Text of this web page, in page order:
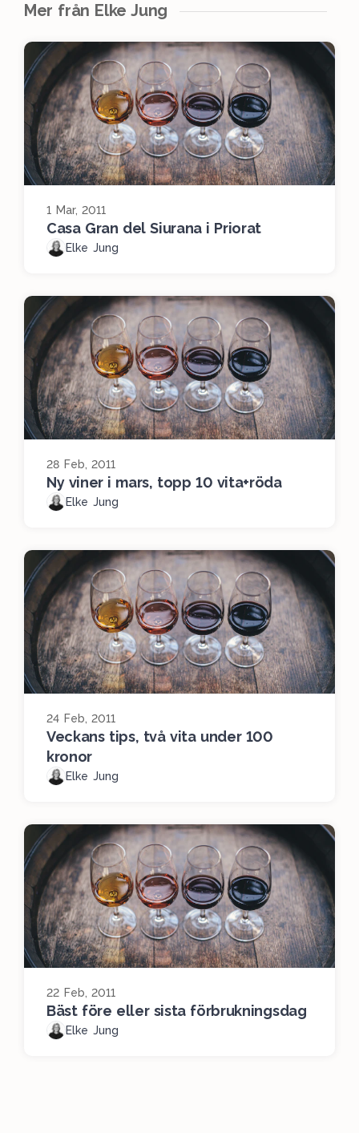
Mer från Elke Jung
1 Mar, 2011
Casa Gran del Siurana i Priorat
Elke Jung
28 Feb, 2011
Ny viner i mars, topp 10 vita+röda
Elke Jung
24 Feb, 2011
Veckans tips, två vita under 100
kronor
Elke Jung
22 Feb, 2011
Bäst före eller sista förbrukningsdag
Elke Jung